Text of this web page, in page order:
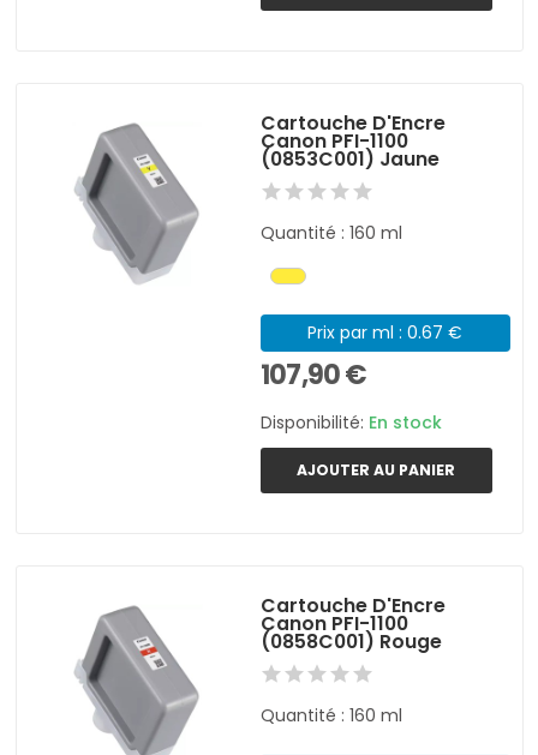
Cartouche D'Encre
Canon PFI-1100
(0853C001) Jaune
Quantité : 160 ml
Prix par ml : 0.67 €
107,90 €
Disponibilité: En stock
AJOUTER AU PANIER
Cartouche D'Encre
Canon PFI-1100
(0858C001) Rouge
Quantité : 160 ml